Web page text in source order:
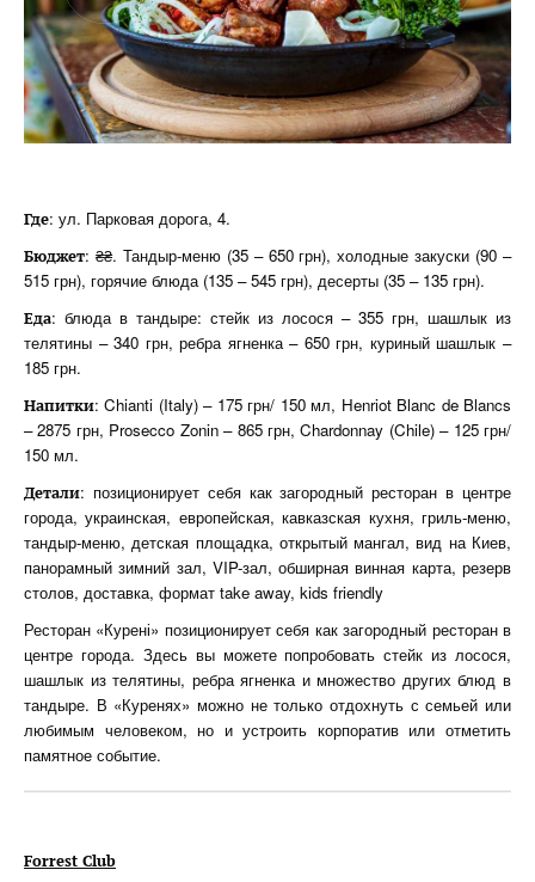
Где: ул. Парковая дорога, 4.
Бюджет: ₴₴. Тандыр-меню (35 – 650 грн), холодные закуски (90 –
515 грн), горячие блюда (135 – 545 грн), десерты (35 – 135 грн).
Еда: блюда в тандыре: стейк из лосося – 355 грн, шашлык из
телятины – 340 грн, ребра ягненка – 650 грн, куриный шашлык –
185 грн.
Напитки: Chianti (Italy) – 175 грн/ 150 мл, Henriot Blanc de Blancs
– 2875 грн, Prosecco Zonin – 865 грн, Chardonnay (Chile) – 125 грн/
150 мл.
Детали: позиционирует себя как загородный ресторан в центре
города, украинская, европейская, кавказская кухня, гриль-меню,
тандыр-меню, детская площадка, открытый мангал, вид на Киев,
панорамный зимний зал, VIP-зал, обширная винная карта, резерв
столов, доставка, формат take away, kids friendly
Ресторан «Курені» позиционирует себя как загородный ресторан в
центре города. Здесь вы можете попробовать стейк из лосося,
шашлык из телятины, ребра ягненка и множество других блюд в
тандыре. В «Куренях» можно не только отдохнуть с семьей или
любимым человеком, но и устроить корпоратив или отметить
памятное событие.
Forrest Club